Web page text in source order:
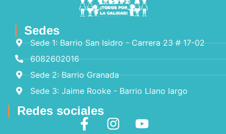
Sedes
Sede 1: Barrio San Isidro - Carrera 23 # 17-02
6082602016
Sede 2: Barrio Granada
Sede 3: Jaime Rooke - Barrio Llano largo
Redes sociales